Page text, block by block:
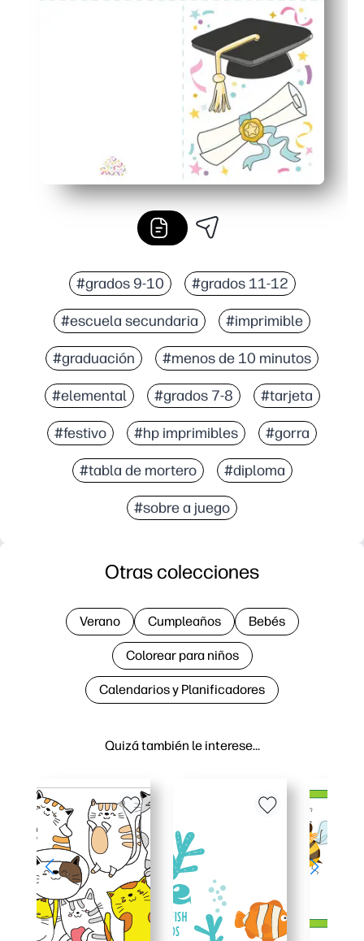
#grados 9-10 #grados 11-12
#escuela secundaria #imprimible
#graduación #menos de 10 minutos
#elemental #grados 7-8 #tarjeta
#festivo #hp imprimibles #gorra
#tabla de mortero #diploma
#sobre a juego
Quizá también le interese…
Otras colecciones
Verano Cumpleaños Bebés
Colorear para niños
Calendarios y Planificadores